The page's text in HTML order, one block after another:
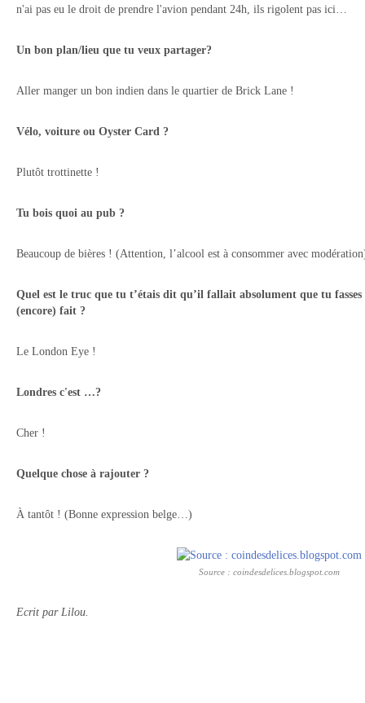
n'ai pas eu le droit de prendre l'avion pendant 24h, ils rigolent pas ici…
Un bon plan/lieu que tu veux partager?
Aller manger un bon indien dans le quartier de Brick Lane !
Vélo, voiture ou Oyster Card ?
Plutôt trottinette !
Tu bois quoi au pub ?
Beaucoup de bières ! (Attention, l’alcool est à consommer avec
Quel est le truc que tu t’étais dit qu’il fallait absolument que tu fasses
(encore) fait ?
Le London Eye !
Londres c'est …?
Cher !
Quelque chose à rajouter ?
À tantôt ! (Bonne expression belge…)
Source : coindesdelices.blogspot.com
Ecrit par Lilou.